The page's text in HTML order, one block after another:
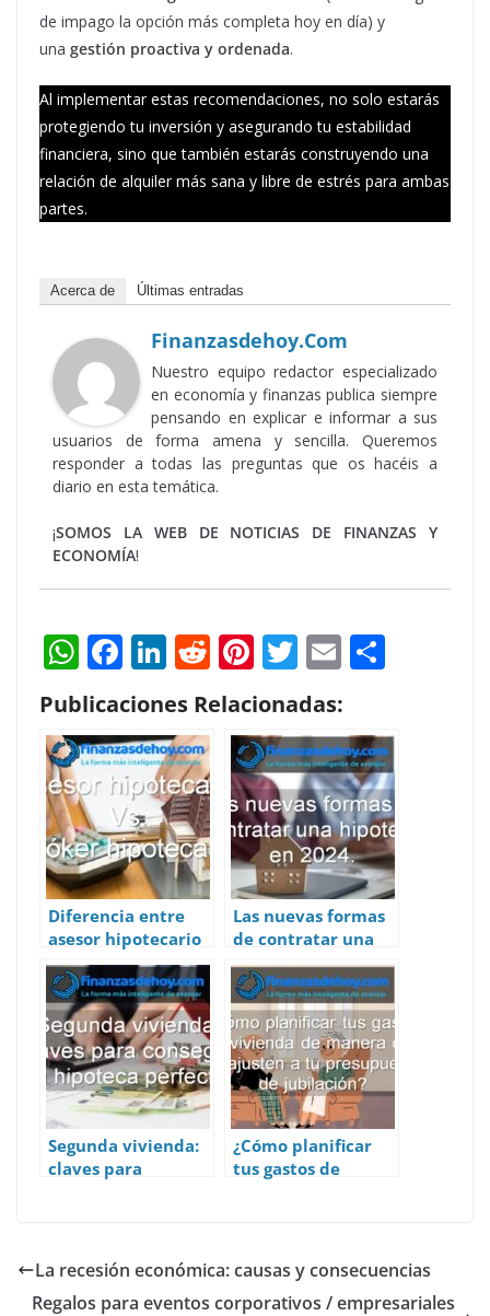
de impago la opción más completa hoy en día) y
una gestión proactiva y ordenada.
Al implementar estas recomendaciones, no solo estarás
protegiendo tu inversión y asegurando tu estabilidad
financiera, sino que también estarás construyendo una
relación de alquiler más sana y libre de estrés para ambas
partes.
Acerca de Últimas entradas
Finanzasdehoy.com
Nuestro equipo redactor especializado
en economía y finanzas publica siempre
pensando en explicar e informar a sus
usuarios de forma amena y sencilla. Queremos
responder a todas las preguntas que os hacéis a
diario en esta temática.
¡SOMOS LA WEB DE NOTICIAS DE FINANZAS Y
ECONOMÍA!
W
h
at
s
A
p
p
F
ac
e
b
o
o
k
Li
k
e
dI
n
R
e
d
di
Pi
nt
er
e
st
T
w
itt
er
E
ai
l e
Publicaciones Relacionadas:
Diferencia entre
asesor hipotecario
y bróker
hipotecario
Las nuevas formas
de contratar una
hipoteca en 2024
Segunda vivienda:
claves para
¿Cómo planificar
tus gastos de
jubilación?
La recesión económica: causas y consecuencias
Regalos para eventos corporativos / empresariales